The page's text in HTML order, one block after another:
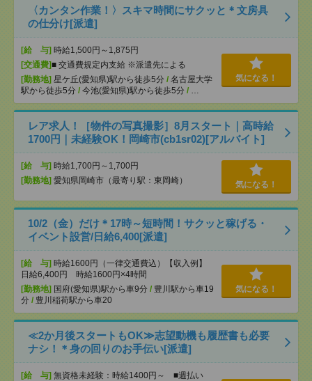
〈カンタン作業！〉スキマ時間にサクッと＊文房具
の仕分け[派遣]
[給 与] 時給1,500円～1,875円
[交通費]■ 交通費規定内支給 ※派遣先による
[勤務地] 星ケ丘(愛知県)駅から徒歩5分 / 名古屋大学
駅から徒歩5分 / 今池(愛知県)駅から徒歩5分 / …
気になる！
レア求人！［物件の写真撮影］8月スタート｜高時給
1700円｜未経験OK！岡崎市(cb1sr02)[アルバイト]
[給 与] 時給1,700円～1,700円
[勤務地] 愛知県岡崎市（最寄り駅：東岡崎） 気になる！
10/2（金）だけ＊17時～短時間！サクッと稼げる・
イベント設営/日給6,400[派遣]
[給 与] 時給1600円（一律交通費込）【収入例】
日給6,400円 時給1600円×4時間
[勤務地] 国府(愛知県)駅から車9分 / 豊川駅から車19
分 / 豊川稲荷駅から車20
気になる！
≪2か月後スタートもOK≫志望動機も履歴書も必要
ナシ！＊身の回りのお手伝い[派遣]
[給 与] 無資格未経験：時給1400円～ ■週払い